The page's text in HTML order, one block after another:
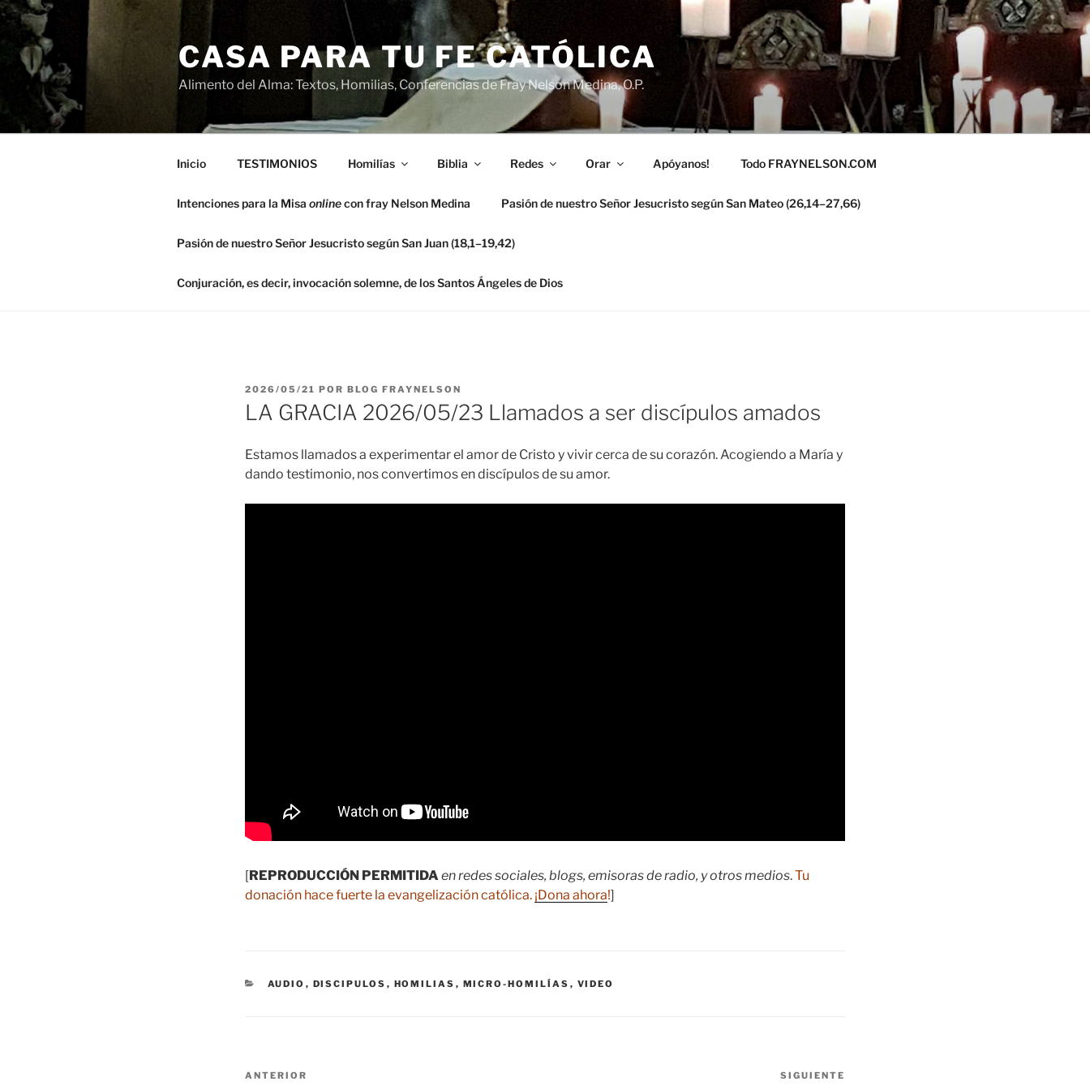
Saltar
contenido
CASA PARA TU FE CATÓLICA
Alimento del Alma: Textos, Homilias, Conferencias de Fray Nelson Medina, O.P.
Inicio TESTIMONIOS Homilías Biblia Redes Orar Apóyanos! Todo FRAYNELSON.COM
Intenciones para la Misa onlinecon fray Nelson Medina Pasión de nuestro Señor Jesucristo según San Mateo (26,14–27,66)
Pasión de nuestro Señor Jesucristo según San Juan (18,1–19,42)
Conjuración, es decir, invocación solemne, de los Santos Ángeles de Dios
PUBLICADO
EL
2026/05/21 POR BLOG FRAYNELSON
LA GRACIA 2026/05/23 Llamados a ser discípulos amados
Estamos llamados a experimentar el amor de Cristo y vivir cerca de su corazón. Acogiendo a María y
dando testimonio, nos convertimos en discípulos de su amor.
[REPRODUCCIÓN PERMITIDA en redes sociales, blogs, emisoras de radio, y otros medios.Tu
donación hace fuerte la evangelización católica. ¡Dona ahora!]
CATEGORÍAS
AUDIO , DISCIPULOS , HOMILIAS , MICRO-HOMILÍAS , VIDEO
Navegación
Entrada
ANTERIOR SIGUIENTE